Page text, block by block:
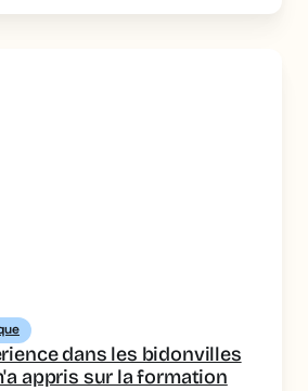
dans les bidonvilles
appris sur la formation